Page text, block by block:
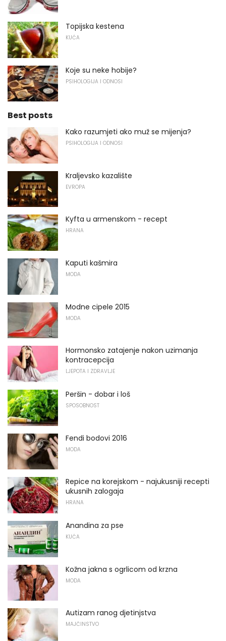
Topijska kestena
KUĆA
Koje su neke hobije?
PSIHOLOGIJA I ODNOSI
Best posts
Kako razumjeti ako muž se mijenja?
PSIHOLOGIJA I ODNOSI
Kraljevsko kazalište
EVROPA
Kyfta u armenskom - recept
HRANA
Kaputi kašmira
MODA
Modne cipele 2015
MODA
Hormonsko zatajenje nakon uzimanja
kontracepcija
LJEPOTA I ZDRAVLJE
Peršin - dobar i loš
SPOSOBNOST
Fendi bodovi 2016
MODA
Repice na korejskom - najukusniji recepti
ukusnih zalogaja
HRANA
Anandina za pse
KUĆA
Kožna jakna s ogrlicom od krzna
MODA
Autizam ranog djetinjstva
MAJČINSTVO